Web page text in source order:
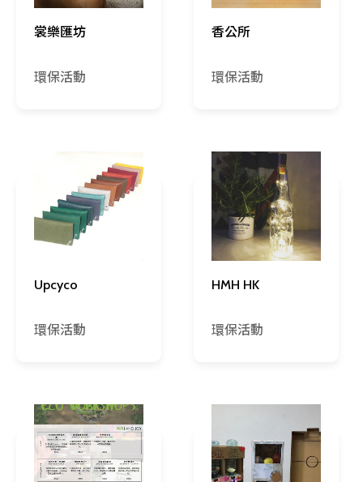
裳樂匯坊
環保活動
香公所
環保活動
Upcyco
環保活動
HMH HK
環保活動